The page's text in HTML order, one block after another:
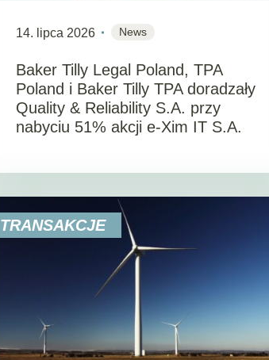
14. lipca 2026 News
Baker Tilly Legal Poland, TPA
Poland i Baker Tilly TPA doradzały
Quality & Reliability S.A. przy
nabyciu 51% akcji e-Xim IT S.A.
TRANSAKCJE